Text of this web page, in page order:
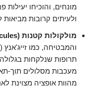
מונחים, והוכיחו
ולעיתים קרובות
מולקולות קטנות (Small Molecules):
תרופות שנלקחות בגלולה,
מעכבות מסלולים תוך-
מהוות אופציה מצוינת